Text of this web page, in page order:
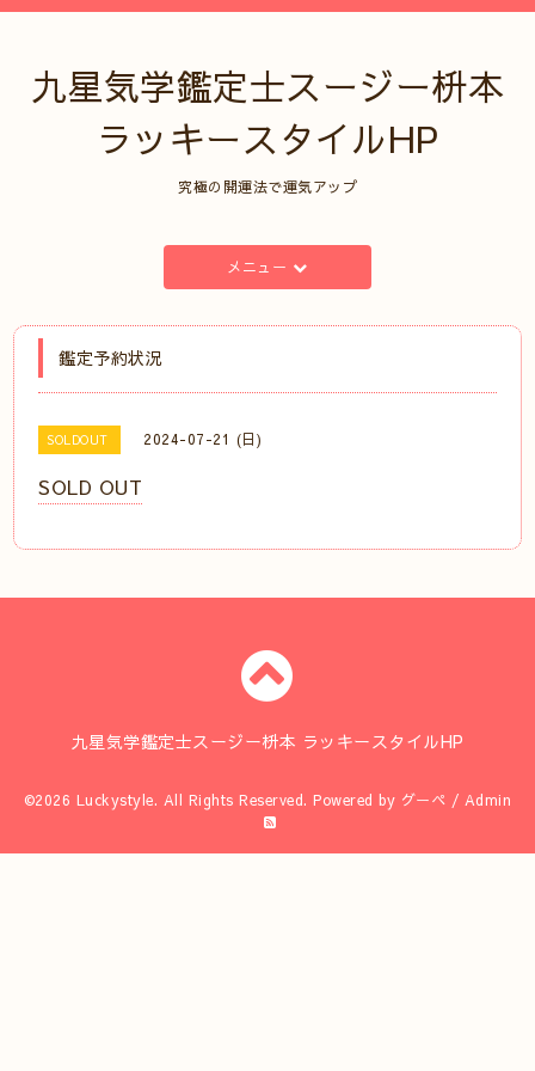
九星気学鑑定士スージー枡本
ラッキースタイルHP
究極の開運法で運気アップ
メニュー
鑑定予約状況
SOLDOUT 2024-07-21 (日)
SOLD OUT
九星気学鑑定士スージー枡本 ラッキースタイルHP
©2026 Luckystyle. All Rights Reserved. Powered by グーペ / Admin